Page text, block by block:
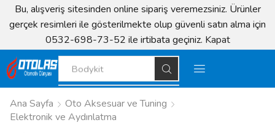
Bu, alışveriş sitesinden online sipariş veremezsiniz. Ürünler
gerçek resimleri ile gösterilmekte olup güvenli satın alma için
0532-698-73-52 ile irtibata geçiniz. Kapat
Bodykit
Ana Sayfa
Oto Aksesuar ve Tuning
Elektronik ve Aydınlatma